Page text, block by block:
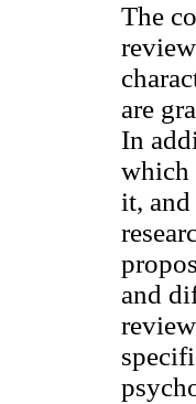
The
are
In
which
it,
and